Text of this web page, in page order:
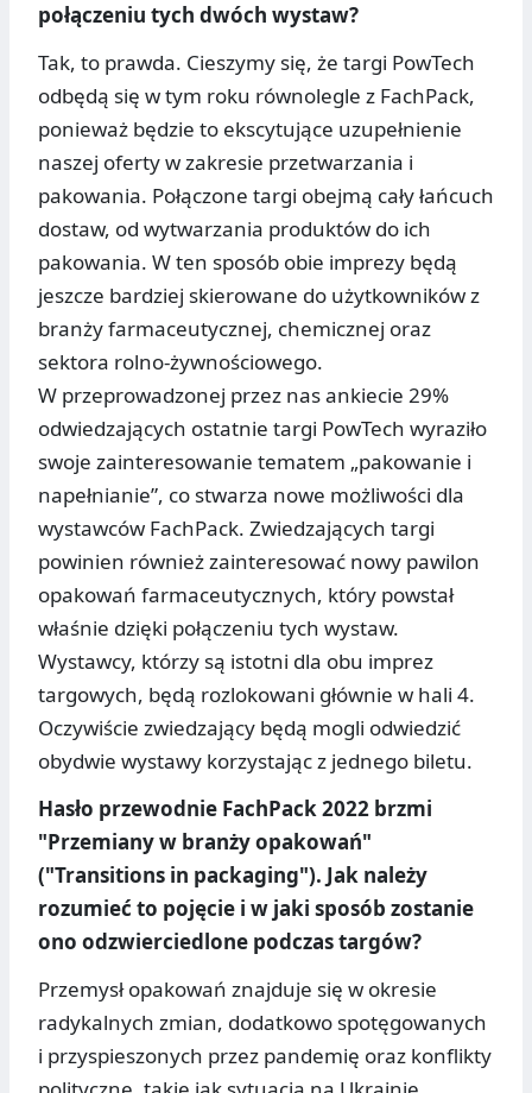
połączeniu tych dwóch wystaw?
Tak, to prawda. Cieszymy się, że targi PowTech
odbędą się w tym roku równolegle z FachPack,
ponieważ będzie to ekscytujące uzupełnienie
naszej oferty w zakresie przetwarzania i
pakowania. Połączone targi obejmą cały łańcuch
dostaw, od wytwarzania produktów do ich
pakowania. W ten sposób obie imprezy będą
jeszcze bardziej skierowane do użytkowników z
branży farmaceutycznej, chemicznej oraz
sektora rolno-żywnościowego.
W przeprowadzonej przez nas ankiecie 29%
odwiedzających ostatnie targi PowTech wyraziło
swoje zainteresowanie tematem „pakowanie i
napełnianie”, co stwarza nowe możliwości dla
wystawców FachPack. Zwiedzających targi
powinien również zainteresować nowy pawilon
opakowań farmaceutycznych, który powstał
właśnie dzięki połączeniu tych wystaw.
Wystawcy, którzy są istotni dla obu imprez
targowych, będą rozlokowani głównie w hali 4.
Oczywiście zwiedzający będą mogli odwiedzić
obydwie wystawy korzystając z jednego biletu.
Hasło przewodnie FachPack 2022 brzmi
"Przemiany w branży opakowań"
("Transitions in packaging"). Jak należy
rozumieć to pojęcie i w jaki sposób zostanie
ono odzwierciedlone podczas targów?
Przemysł opakowań znajduje się w okresie
radykalnych zmian, dodatkowo spotęgowanych
i przyspieszonych przez pandemię oraz konflikty